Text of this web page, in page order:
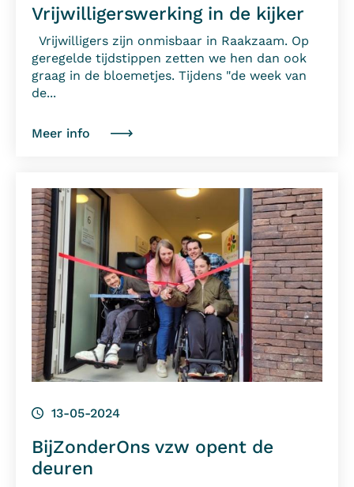
Vrijwilligerswerking in de kijker
Vrijwilligers zijn onmisbaar in Raakzaam. Op
geregelde tijdstippen zetten we hen dan ook
graag in de bloemetjes. Tijdens "de week van
de...
Meer info
13-05-2024
BijZonderOns vzw opent de
deuren